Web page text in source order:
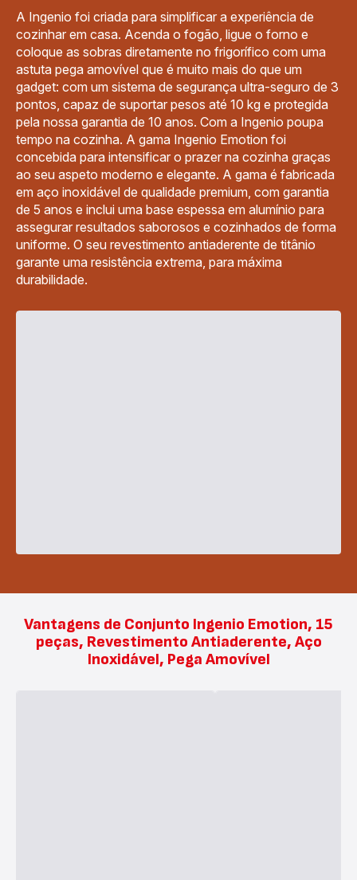
A Ingenio foi criada para simplificar a experiência de
cozinhar em casa. Acenda o fogão, ligue o forno e
coloque as sobras diretamente no frigorífico com uma
astuta pega amovível que é muito mais do que um
gadget: com um sistema de segurança ultra-seguro de 3
pontos, capaz de suportar pesos até 10 kg e protegida
pela nossa garantia de 10 anos. Com a Ingenio poupa
tempo na cozinha. A gama Ingenio Emotion foi
concebida para intensificar o prazer na cozinha graças
ao seu aspeto moderno e elegante. A gama é fabricada
em aço inoxidável de qualidade premium, com garantia
de 5 anos e inclui uma base espessa em alumínio para
assegurar resultados saborosos e cozinhados de forma
uniforme. O seu revestimento antiaderente de titânio
garante uma resistência extrema, para máxima
durabilidade.
Vantagens de Conjunto Ingenio Emotion, 15
peças, Revestimento Antiaderente, Aço
Inoxidável, Pega Amovível